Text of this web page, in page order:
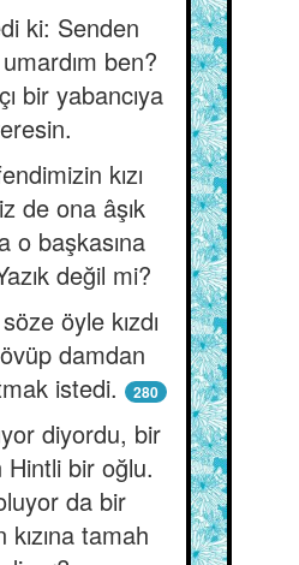
ki: Senden
ben?
bir yabancıya
kızı
de ona âşık
o başkasına
değil mi?
öyle kızdı
damdan
istedi.
280
diyordu, bir
Hintli bir oğlu.
da bir
tamah